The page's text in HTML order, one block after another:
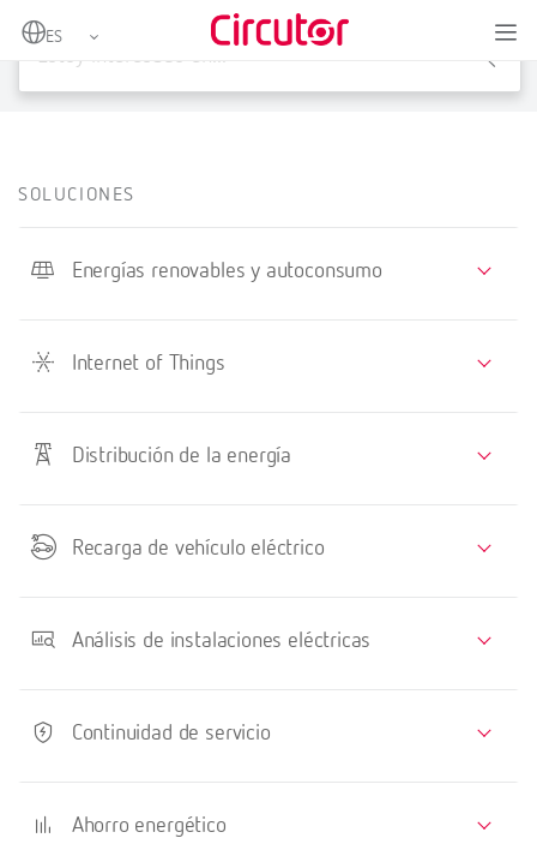
SOLUCIONES
Energías renovables y autoconsumo
Internet of Things
Distribución de la energía
Recarga de vehículo eléctrico
Análisis de instalaciones eléctricas
Continuidad de servicio
Ahorro energético